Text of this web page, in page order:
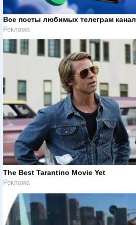
Все посты любимых телеграм
Реклама
The Best Tarantino Movie Yet
Реклама